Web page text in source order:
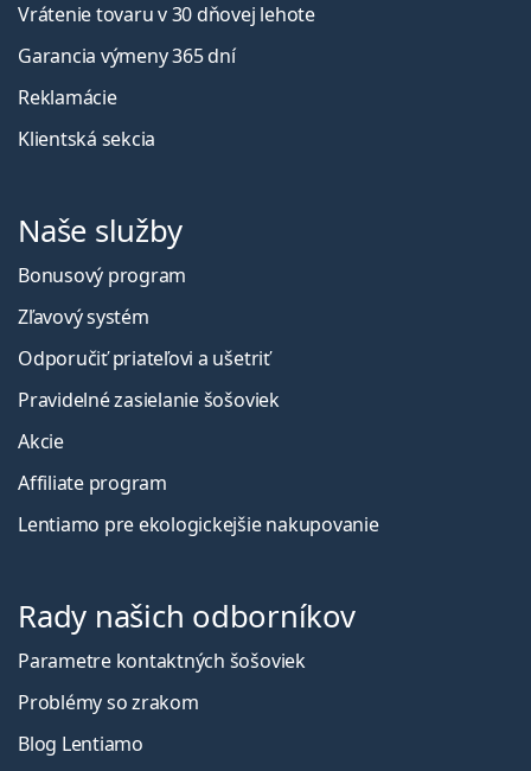
Vrátenie tovaru v 30 dňovej lehote
Garancia výmeny 365 dní
Reklamácie
Klientská sekcia
Naše služby
Bonusový program
Zľavový systém
Odporučiť priateľovi a ušetriť
Pravidelné zasielanie šošoviek
Akcie
Affiliate program
Lentiamo pre ekologickejšie nakupovanie
Rady našich odborníkov
Parametre kontaktných šošoviek
Problémy so zrakom
Blog Lentiamo